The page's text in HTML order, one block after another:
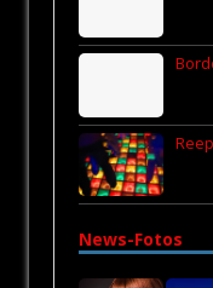
News-Fotos